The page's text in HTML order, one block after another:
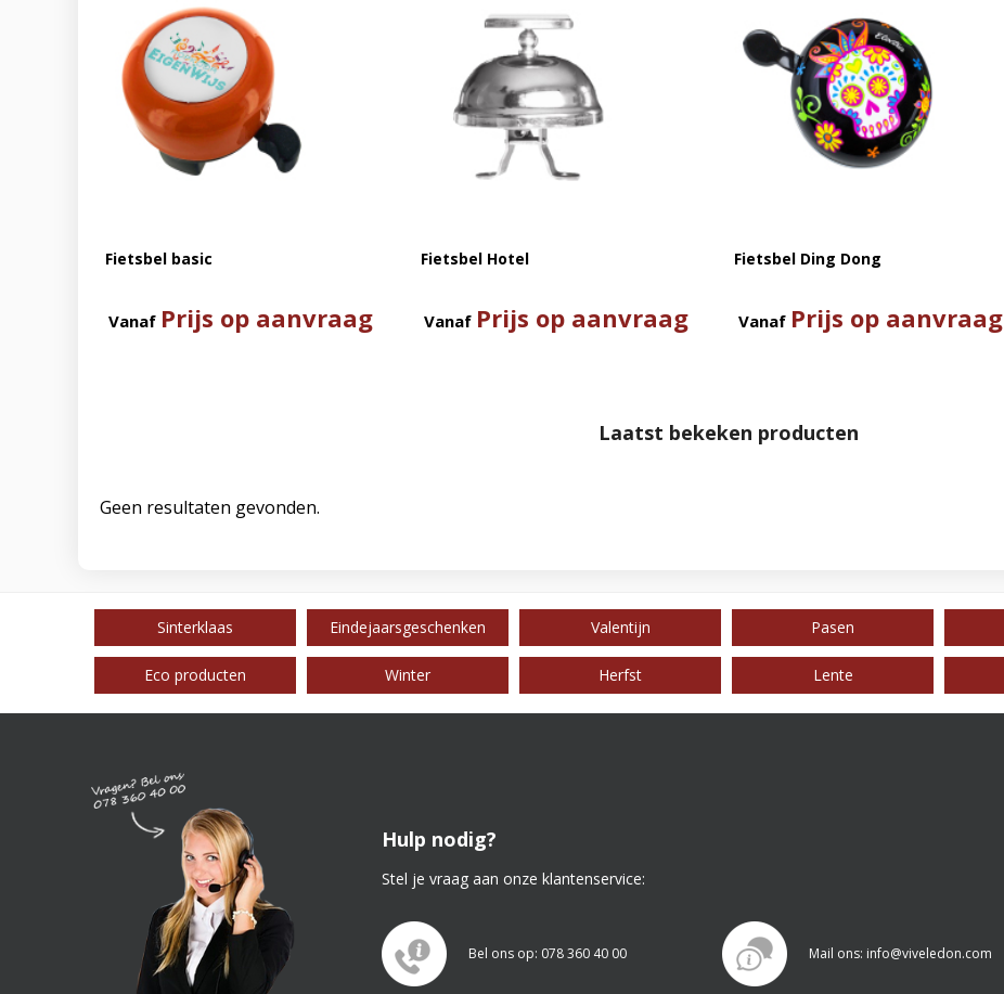
Fietsbel basic
Vanaf Prijs op aanvraag
Fietsbel Hotel
Vanaf Prijs op aanvraag
Fietsbel Ding Dong
Vanaf Prijs op aanvraag
Laatst bekeken producten
Geen resultaten gevonden.
Sinterklaas Eindejaarsgeschenken Valentijn Pasen
Eco producten Winter Herfst Lente
Hulp nodig?
Stel je vraag aan onze klantenservice:
Bel ons op: 078 360 40 00 Mail ons: info@viveledon.com